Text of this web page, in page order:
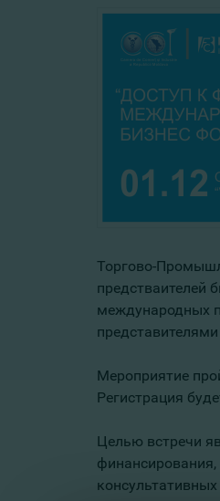
Торгово-
предстваителей
международных
Мероприятие
Регистрация
Целью встречи
финансирования,